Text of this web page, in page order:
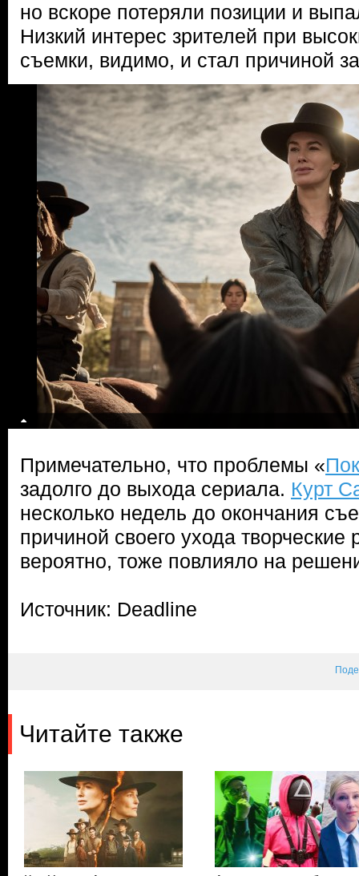
но вскоре потеряли позиции и
Низкий интерес зрителей при
съемки, видимо, и стал причиной
Примечательно, что проблемы «
задолго до выхода сериала. Курт
несколько недель до окончания
причиной своего ухода творческие
вероятно, тоже повлияло на
Источник: Deadline
Читайте также